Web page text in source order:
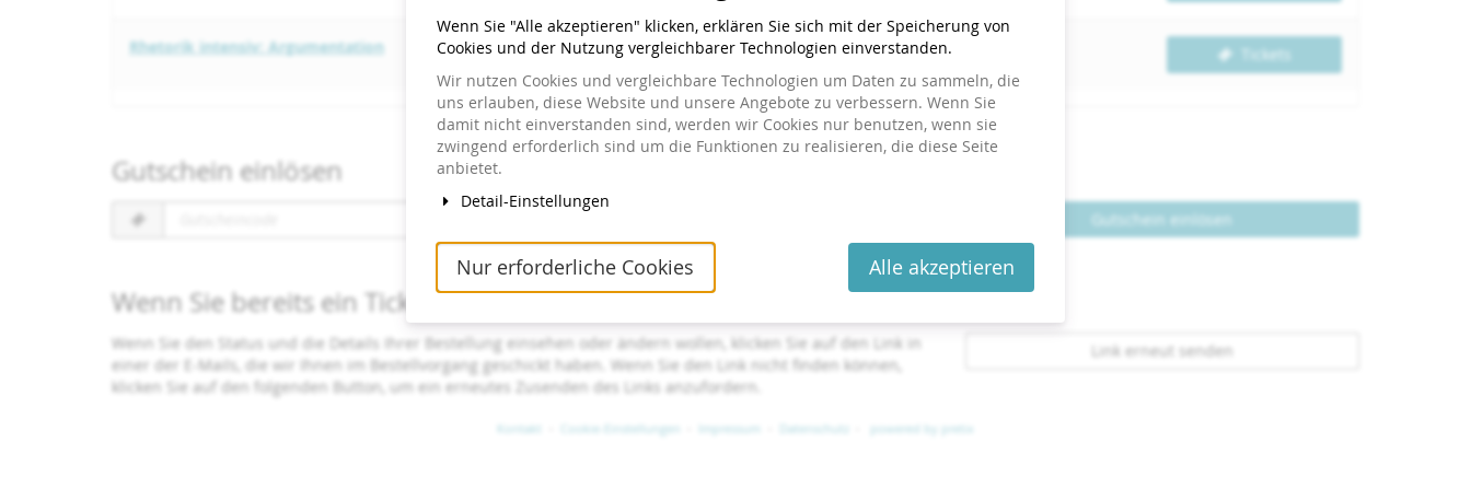
Rhetorik intensiv: Argumentation 21.–bis
22. Juni 2027 Jetzt buchen Tickets
Gutschein einlösen
Gutscheincode
erforderlich
Gutschein einlösen
Wenn Sie bereits ein Ticket bestellt haben
Wenn Sie den Status und die Details Ihrer Bestellung einsehen oder ändern wollen, klicken Sie auf den Link in
einer der E-Mails, die wir Ihnen im Bestellvorgang geschickt haben. Wenn Sie den Link nicht finden können,
klicken Sie auf den folgenden Button, um ein erneutes Zusenden des Links anzufordern.
Link erneut senden
Kontakt Cookie-Einstellungen Impressum Datenschutz powered by pretix
Wenn Sie "Alle akzeptieren" klicken, erklären Sie sich mit der Speicherung von
Cookies und der Nutzung vergleichbarer Technologien einverstanden.
Wir nutzen Cookies und vergleichbare Technologien um Daten zu sammeln, die
uns erlauben, diese Website und unsere Angebote zu verbessern. Wenn Sie
damit nicht einverstanden sind, werden wir Cookies nur benutzen, wenn sie
zwingend erforderlich sind um die Funktionen zu realisieren, die diese Seite
anbietet.
Detail-Einstellungen
Nur erforderliche Cookies Alle akzeptieren